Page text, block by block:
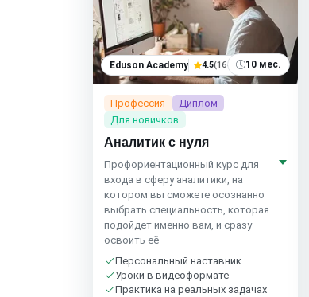
Eduson Academy 4.5(164) 10 мес.
Профессия
Диплом
Для новичков
Аналитик с нуля
Профориентационный курс для
входа в сферу аналитики, на
котором вы сможете осознанно
выбрать специальность, которая
подойдет именно вам, и сразу
освоить её
Персональный наставник
Уроки в видеоформате
Практика на реальных задачах